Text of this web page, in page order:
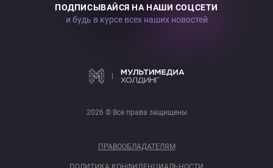
ПОДПИСЫВАЙСЯ НА НАШИ СОЦСЕТИ
и будь в курсе всех наших новостей
2026 © Все права защищены
ПРАВООБЛАДАТЕЛЯМ